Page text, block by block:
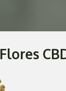
Flores